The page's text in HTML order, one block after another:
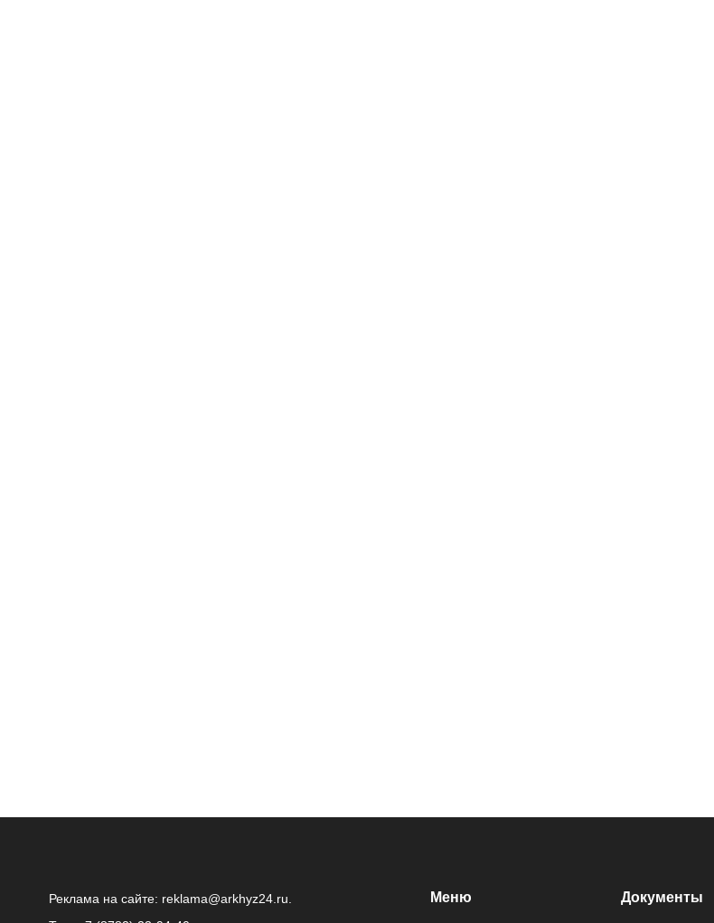
Реклама на сайте: reklama@arkhyz24.ru Меню Документы